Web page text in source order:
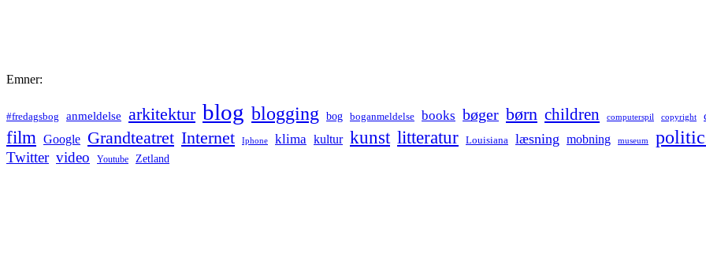
Emner:
#fredagsbog anmeldelse arkitektur blog blogging bog boganmeldelse books bøger børn children computerspil copyright
film Google Grandteatret Internet Iphone klima kultur kunst litteratur Louisiana læsning mobning museum
Twitter video Youtube Zetland